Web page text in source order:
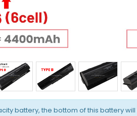
battery, the bottom of this battery